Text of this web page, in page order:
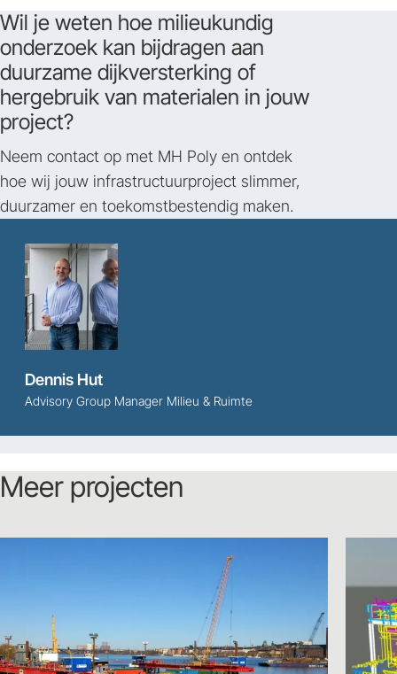
Wil je weten hoe milieukundig
onderzoek kan bijdragen aan
duurzame dijkversterking of
hergebruik van materialen in jouw
project?
Neem contact op met MH Poly en ontdek
hoe wij jouw infrastructuurproject slimmer,
duurzamer en toekomstbestendig maken.
Dennis Hut
Advisory Group Manager Milieu & Ruimte
Meer projecten